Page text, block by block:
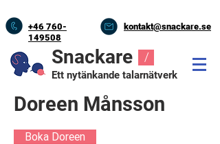
+46 760-
149508
kontakt@snackare.se
Snackare
Ett nytänkande talarnätverk
/
Doreen Månsson
Boka Doreen